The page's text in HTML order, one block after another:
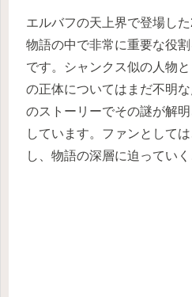
エルバフの天上界で登場し
物語の中で非常に重要な役
です。シャンクス似の人物
の正体についてはまだ不明
のストーリーでその謎が解
しています。ファンとして
し、物語の深層に迫ってい